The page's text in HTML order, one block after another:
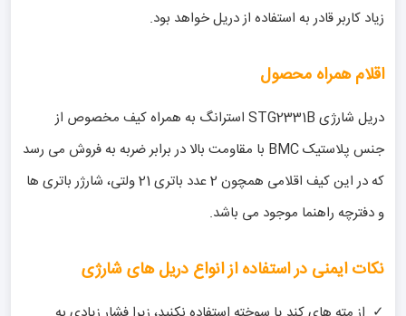
زیاد کاربر قادر به استفاده از دریل خواهد بود.
اقلام همراه محصول
دریل شارژی STG2331B استرانگ به همراه کیف مخصوص از
جنس پلاستیک BMC با مقاومت بالا در برابر ضربه به فروش می رسد
که در این کیف اقلامی همچون 2 عدد باتری 21 ولتی، شارژر باتری ها
و دفترچه راهنما موجود می باشد.
نکات ایمنی در استفاده از انواع دریل های شارژی